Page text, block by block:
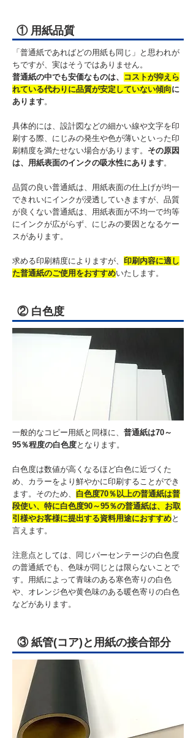
① 用紙品質
「普通紙であればどの用紙も同じ」と思われが
ちですが、実はそうではありません。
普通紙の中でも安価なものは、
コストが抑えら
れている代わりに品質が安定していない傾向に
あります。
具体的には、設計図などの細かい線や文字を印
刷する際、にじみの発生や色が薄いといった印
刷精度を満たせない場合があります。 その原因
は、用紙表面のインクの吸水性にあります。
品質の良い普通紙は、用紙表面の仕上げが均一
できれいにインクが浸透していきますが、品質
が良くない普通紙は、用紙表面が不均一で均等
にインクが広がらず、にじみの要因となるケー
スがあります。
求める印刷精度によりますが、 印刷内容に適し
た普通紙のご使用をおすすめいたします。
② 白色度
一般的なコピー用紙と同様に、 普通紙は70～
95％程度の白色度となります。
白色度は数値が高くなるほど白色に近づくた
め、カラーをより鮮やかに印刷することができ
ます。そのため、 白色度70％以上の普通紙は普
段使い、特に白色度90～95％の普通紙は、お取
引様やお客様に提出する資料用途におすすめと
言えます。
注意点としては、同じパーセンテージの白色度
の普通紙でも、色味が同じとは限らないことで
す。用紙によって青味のある寒色寄りの白色
や、オレンジ色や黄色味のある暖色寄りの白色
などがあります。
③ 紙管(コア)と用紙の接合部分